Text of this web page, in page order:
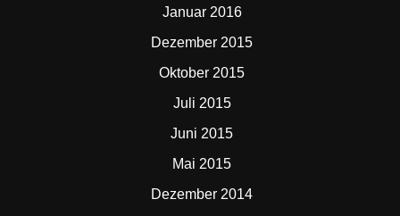
Januar 2016
Dezember 2015
Oktober 2015
Juli 2015
Juni 2015
Mai 2015
Dezember 2014